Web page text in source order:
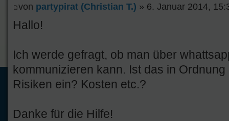
von partypirat (Christian T.) » 6. Januar 2014,
Hallo!
Ich werde gefragt, ob man über
kommunizieren kann. Ist das in
Risiken ein? Kosten etc.?
Danke für die Hilfe!